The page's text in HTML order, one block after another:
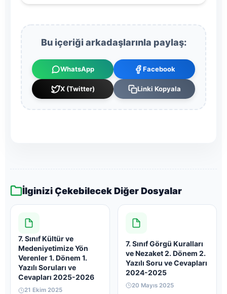
Bu içeriği arkadaşlarınla paylaş:
WhatsApp Facebook
X (Twitter) Linki Kopyala
İlginizi Çekebilecek Diğer Dosyalar
7. Sınıf Kültür ve
Medeniyetimize Yön
Verenler 1. Dönem 1.
Yazılı Soruları ve
Cevapları 2025-2026
21 Ekim 2025
7. Sınıf Görgü Kuralları
ve Nezaket 2. Dönem 2.
Yazılı Soru ve Cevapları
2024-2025
20 Mayıs 2025